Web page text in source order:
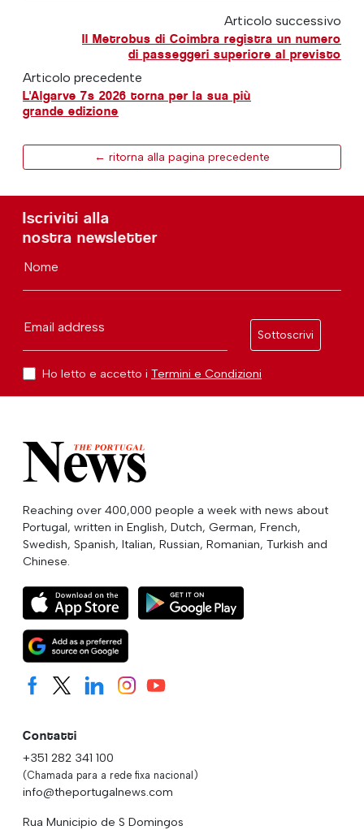
Articolo successivo
Il Metrobus di Coimbra registra un numero
di passeggeri superiore al previsto
Articolo precedente
L'Algarve 7s 2026 torna per la sua più
grande edizione
← ritorna alla pagina precedente
Iscriviti alla
nostra newsletter
Nome
Email address
Sottoscrivi
Ho letto e accetto i Termini e Condizioni
Reaching over 400,000 people a week with news about
Portugal, written in English, Dutch, German, French,
Swedish, Spanish, Italian, Russian, Romanian, Turkish and
Chinese.
Contatti
+351 282 341 100
(Chamada para a rede fixa nacional)
info@theportugalnews.com
Rua Municipio de S Domingos